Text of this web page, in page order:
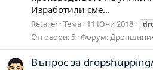
Изработили сме...
Retailer Тема 11 Юни 2018
Отговори: 5 Форум:
Въпрос за